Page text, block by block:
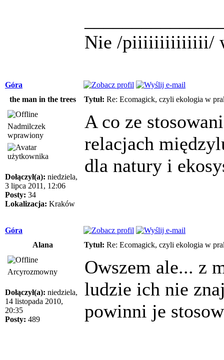
Nie /piiiiiiiiiiiiii/
Góra
the man in the trees
Tytuł: Re: Ecomagick, czyli ekologia w
Nadmilczek
wprawiony
Dołączył(a): niedziela,
3 lipca 2011, 12:06
Posty: 34
Lokalizacja: Kraków
A co ze
relacjach
dla natury i
Góra
Alana
Tytuł: Re: Ecomagick, czyli ekologia w
Arcyrozmowny
Dołączył(a): niedziela,
14 listopada 2010,
20:35
Posty: 489
Owszem ale... z
ludzie ich nie
powinni je